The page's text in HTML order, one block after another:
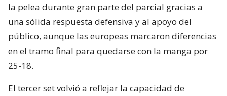
la pelea durante gran parte del parcial gracias a
una sólida respuesta defensiva y al apoyo del
público, aunque las europeas marcaron diferencias
en el tramo final para quedarse con la manga por
25-18.
El tercer set volvió a reflejar la capacidad de